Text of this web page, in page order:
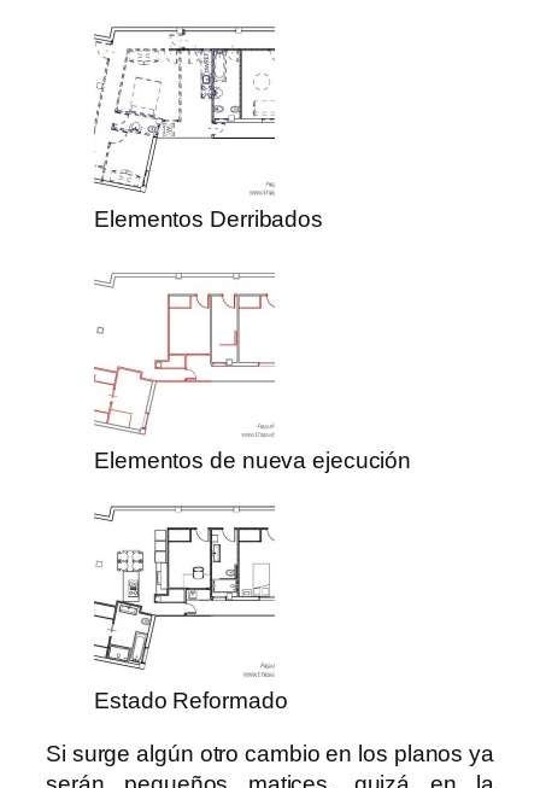
Elementos Derribados
Elementos de nueva ejecución
Estado Reformado
Si surge algún otro cambio en los planos ya